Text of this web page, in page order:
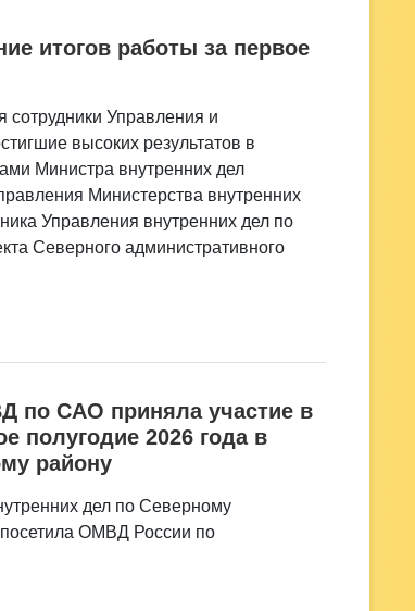
итогов работы за первое
Управления и
высоких результатов в
Министра внутренних дел
Министерства внутренних
Управления внутренних дел по
Северного административного
по САО приняла участие в
полугодие 2026 года в
району
дел по Северному
ОМВД России по